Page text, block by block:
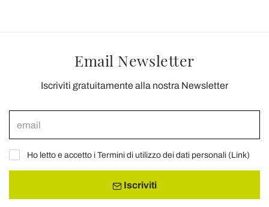
Email Newsletter
Iscriviti gratuitamente alla nostra Newsletter
Ho letto e accetto i Termini di utilizzo dei dati personali (Link)
Iscriviti